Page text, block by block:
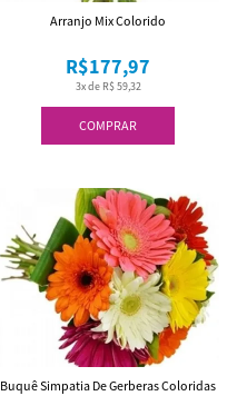
COMPRAR
3x de R$ 59,32
R$177,97
Arranjo Mix Colorido
Buquê Simpatia De Gerberas Coloridas